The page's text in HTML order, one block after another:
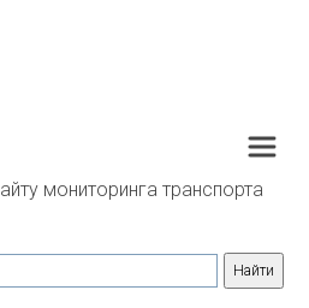
Поиск информации по сайту мониторинга транспорта